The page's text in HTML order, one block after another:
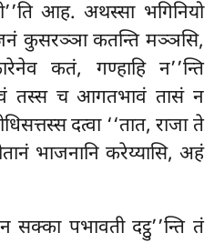
आह. अथस्सा भगिनियो
कुसरञ्ञा कतन्ति मञ्ञसि,
कतं, गण्हाहि न’’न्ति
तस्स च आगतभावं तासं न
दत्वा ‘‘तात, राजा ते
भाजनानि करेय्यासि, अहं
सक्का पभावती दट्ठु’’न्ति तं